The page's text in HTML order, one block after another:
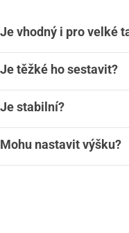
Je vhodný i pro velké
Je těžké ho sestavit?
Je stabilní?
Mohu nastavit výšku?